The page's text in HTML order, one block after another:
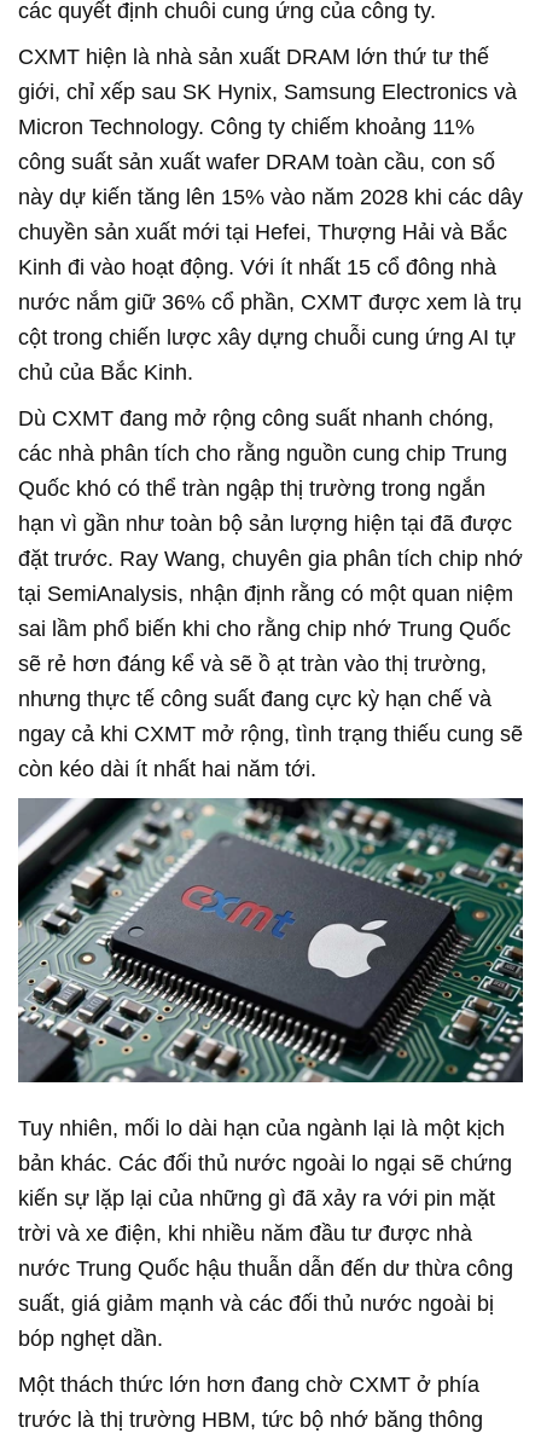
các quyết định chuỗi cung ứng của công ty.
CXMT hiện là nhà sản xuất DRAM lớn thứ tư thế
giới, chỉ xếp sau SK Hynix, Samsung Electronics và
Micron Technology. Công ty chiếm khoảng 11%
công suất sản xuất wafer DRAM toàn cầu, con số
này dự kiến tăng lên 15% vào năm 2028 khi các dây
chuyền sản xuất mới tại Hefei, Thượng Hải và Bắc
Kinh đi vào hoạt động. Với ít nhất 15 cổ đông nhà
nước nắm giữ 36% cổ phần, CXMT được xem là trụ
cột trong chiến lược xây dựng chuỗi cung ứng AI tự
chủ của Bắc Kinh.
Dù CXMT đang mở rộng công suất nhanh chóng,
các nhà phân tích cho rằng nguồn cung chip Trung
Quốc khó có thể tràn ngập thị trường trong ngắn
hạn vì gần như toàn bộ sản lượng hiện tại đã được
đặt trước. Ray Wang, chuyên gia phân tích chip nhớ
tại SemiAnalysis, nhận định rằng có một quan niệm
sai lầm phổ biến khi cho rằng chip nhớ Trung Quốc
sẽ rẻ hơn đáng kể và sẽ ồ ạt tràn vào thị trường,
nhưng thực tế công suất đang cực kỳ hạn chế và
ngay cả khi CXMT mở rộng, tình trạng thiếu cung sẽ
còn kéo dài ít nhất hai năm tới.
Tuy nhiên, mối lo dài hạn của ngành lại là một kịch
bản khác. Các đối thủ nước ngoài lo ngại sẽ chứng
kiến sự lặp lại của những gì đã xảy ra với pin mặt
trời và xe điện, khi nhiều năm đầu tư được nhà
nước Trung Quốc hậu thuẫn dẫn đến dư thừa công
suất, giá giảm mạnh và các đối thủ nước ngoài bị
bóp nghẹt dần.
Một thách thức lớn hơn đang chờ CXMT ở phía
trước là thị trường HBM, tức bộ nhớ băng thông